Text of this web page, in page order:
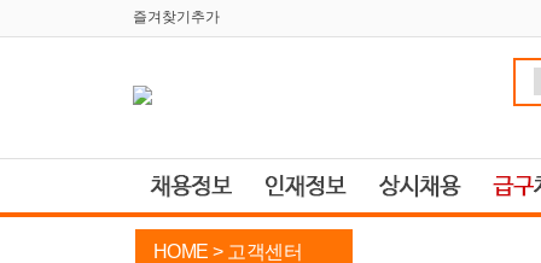
즐겨찾기추가
HOME > 고객센터